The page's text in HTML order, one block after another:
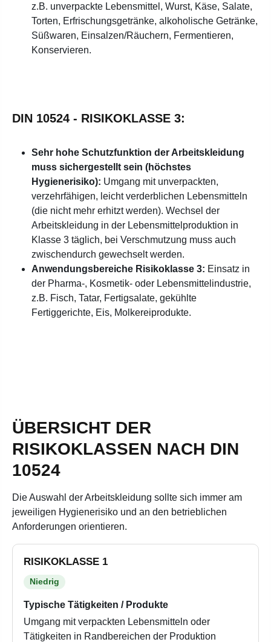
z.B. unverpackte Lebensmittel, Wurst, Käse, Salate,
Torten, Erfrischungsgetränke, alkoholische Getränke,
Süßwaren, Einsalzen/Räuchern, Fermentieren,
Konservieren.
DIN 10524 - RISIKOKLASSE 3:
Sehr hohe Schutzfunktion der Arbeitskleidung
muss sichergestellt sein (höchstes
Hygienerisiko): Umgang mit unverpackten,
verzehrfähigen, leicht verderblichen Lebensmitteln
(die nicht mehr erhitzt werden). Wechsel der
Arbeitskleidung in der Lebensmittelproduktion in
Klasse 3 täglich, bei Verschmutzung muss auch
zwischendurch gewechselt werden.
Anwendungsbereiche Risikoklasse 3: Einsatz in
der Pharma-, Kosmetik- oder Lebensmittelindustrie,
z.B. Fisch, Tatar, Fertigsalate, gekühlte
Fertiggerichte, Eis, Molkereiprodukte.
ÜBERSICHT DER
RISIKOKLASSEN NACH DIN
10524
Die Auswahl der Arbeitskleidung sollte sich immer am
jeweiligen Hygienerisiko und an den betrieblichen
Anforderungen orientieren.
RISIKOKLASSE 1
Niedrig
Typische Tätigkeiten / Produkte
Umgang mit verpackten Lebensmitteln oder
Tätigkeiten in Randbereichen der Produktion